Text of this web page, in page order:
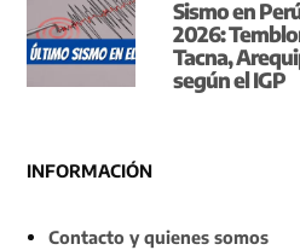
Sismo en
2026:
Tacna,
según el IGP
INFORMACIÓN
Contacto y quienes somos